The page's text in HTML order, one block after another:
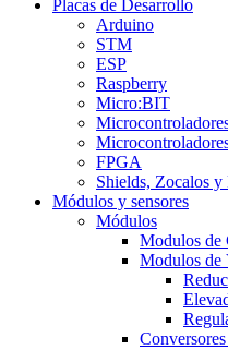
Placas de Desarrollo
Arduino
STM
ESP
Raspberry
Micro:BIT
FPGA
Shields, Zocalos y
Módulos y sensores
Módulos
Modulos
Modulos de